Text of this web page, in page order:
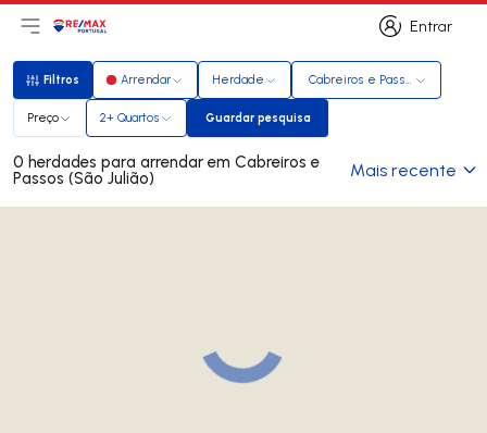
Entrar
Entrar
Abri menu principal
LogoIr para página inicial
Filtros
Filtros Arrendar Herdade Cabreiros e Passos (São Julião)
Preço 2+ Quartos Guardar pesquisa
Guardar pesquisa
0 herdades para arrendar em Cabreiros e
Passos (São Julião) Mais recente